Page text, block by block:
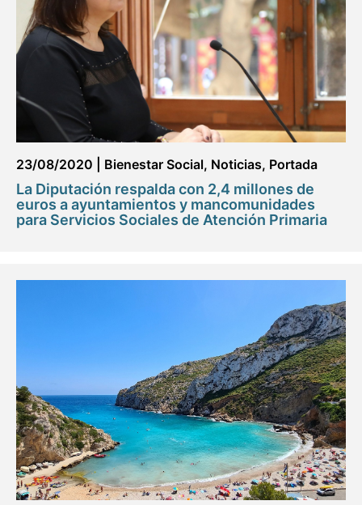
23/08/2020 Bienestar Social, Noticias, Portada
La Diputación respalda con 2,4 millones de
euros a ayuntamientos y mancomunidades
para Servicios Sociales de Atención Primaria